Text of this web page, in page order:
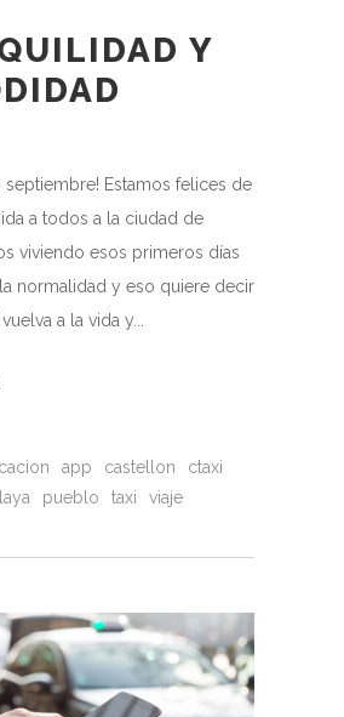
Y
septiembre! Estamos felices de
a todos a la ciudad de
viviendo esos primeros días
normalidad y eso quiere decir
a la vida y
app castellon
ctaxi
pueblo taxi viaje